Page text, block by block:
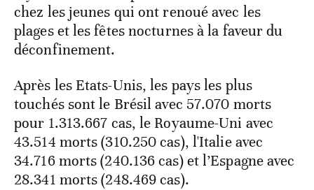
chez les jeunes qui ont renoué avec les
plages et les fêtes nocturnes à la faveur du
déconfinement.
Après les Etats-Unis, les pays les plus
touchés sont le Brésil avec 57.070 morts
pour 1.313.667 cas, le Royaume-Uni avec
43.514 morts (310.250 cas), l'Italie avec
34.716 morts (240.136 cas) et l’Espagne avec
28.341 morts (248.469 cas).